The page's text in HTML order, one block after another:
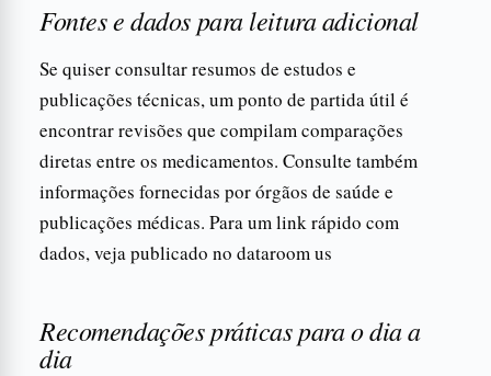
Fontes e dados para leitura adicional
Se quiser consultar resumos de estudos e
publicações técnicas, um ponto de partida útil é
encontrar revisões que compilam comparações
diretas entre os medicamentos. Consulte também
informações fornecidas por órgãos de saúde e
publicações médicas. Para um link rápido com
dados, veja publicado no dataroom us
Recomendações práticas para o dia a
dia